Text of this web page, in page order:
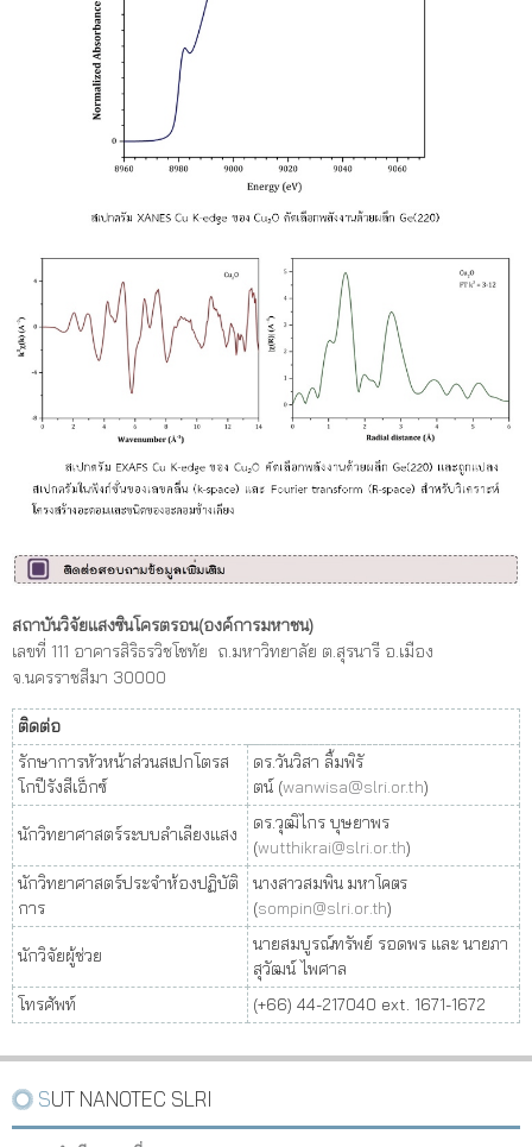
สถาบันวิจัยแสงซินโครตรอน(องค์การมหาชน)
เลขที่ 111 อาคารสิริธรวิชโชทัย ถ.มหาวิทยาลัย ต.สุรนารี อ.เมือง
จ.นครราชสีมา 30000
ติดต่อ
รักษาการหัวหน้าส่วนสเปกโตรส
โกปีรังสีเอ็กซ์
ดร.วันวิสา ลิ้มพิรั
ตน์ (wanwisa@slri.or.th)
นักวิทยาศาสตร์ระบบลำเลียงแสง
ดร.วุฒิไกร บุษยาพร
(wutthikrai@slri.or.th)
นักวิทยาศาสตร์ประจำห้องปฏิบัติ
การ
นางสาวสมพิน มหาโคตร
(sompin@slri.or.th)
นักวิจัยผู้ช่วย
นายสมบูรณ์ทรัพย์ รอดพร และ นายภา
สุวัฒน์ ไพศาล
โทรศัพท์
(+66) 44-217040 ext. 1671-1672
SUT NANOTEC SLRI